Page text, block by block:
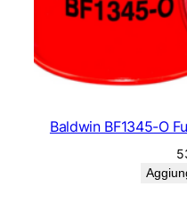
Baldwin BF1345-O